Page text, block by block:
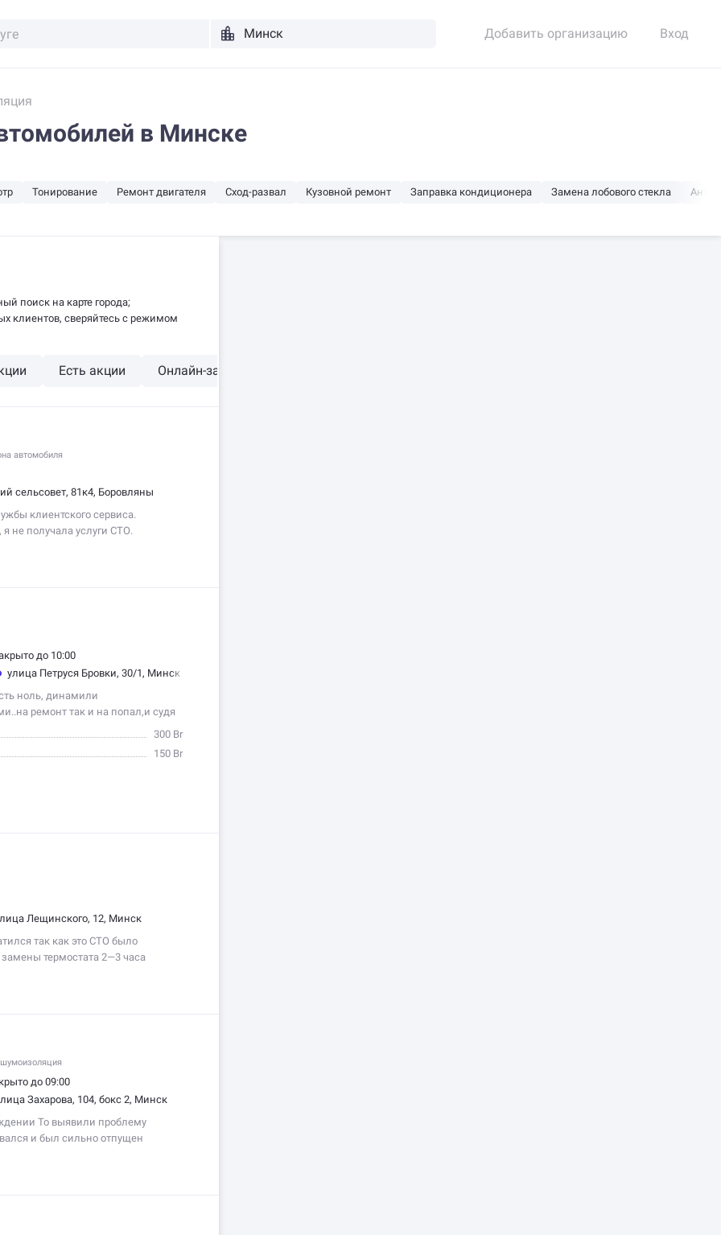
Добавить организацию Вход
в Минске
Тонирование Ремонт двигателя Сход-развал Кузовной ремонт Заправка кондиционера Замена лобового стекла
поиск на карте города;
клиентов, сверяйтесь с режимом
Есть акции Онлайн-запись
автомобиля
сельсовет, 81к4, Боровляны
клиентского сервиса.
не получала услуги СТО.
клиентского сервиса. ВЕЧЕРОМ
solidauto.by заполнила форму
до 10:00
улица Петруся Бровки, 30/1, Минск
ноль, динамили
ремонт так и на попал,и судя
попал…
300 Br
150 Br
Лещинского, 12, Минск
так как это СТО было
термостата 2—3 часа
1,5—2 часа решил не катаца
здесь в чём потом пожалел.
до 09:00
Захарова, 104, бокс 2, Минск
То выявили проблему
и был сильно отпущен
эту проблему решили. Очень
быстро выполнили.